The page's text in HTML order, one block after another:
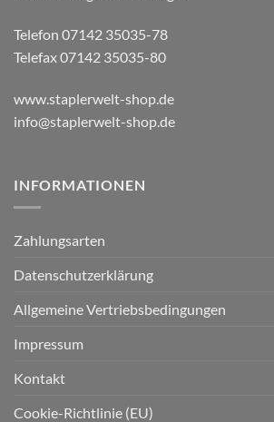
Telefon 07142 35035-78
Telefax 07142 35035-80
www.staplerwelt-shop.de
info@staplerwelt-shop.de
INFORMATIONEN
Zahlungsarten
Datenschutzerklärung
Allgemeine Vertriebsbedingungen
Impressum
Kontakt
Cookie-Richtlinie (EU)